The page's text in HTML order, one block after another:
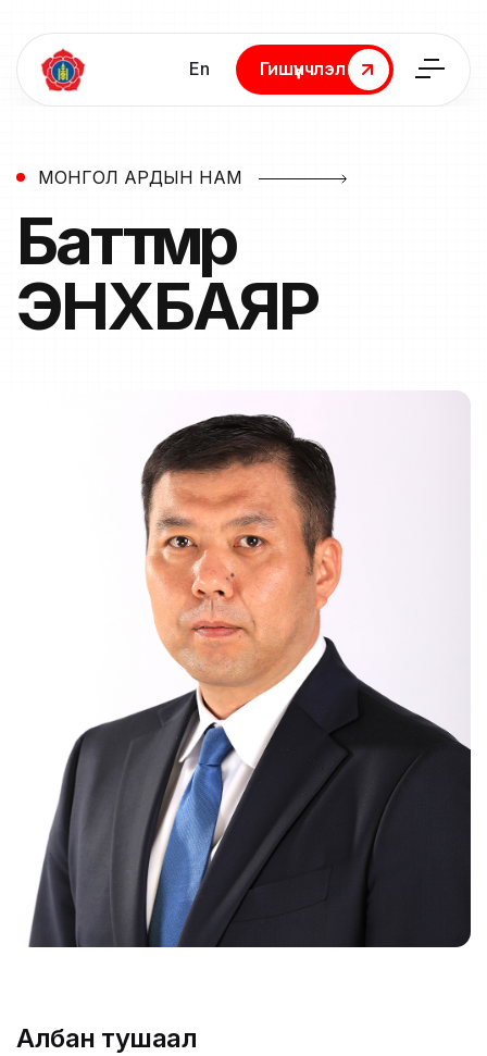
En
Гишүүнчлэл
Гишүүнчлэл
МОНГОЛ АРДЫН НАМ
Баттөмөр
ЭНХБАЯР
Албан тушаал